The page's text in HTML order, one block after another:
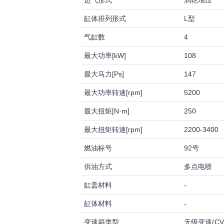
缸体排列形式 L型
气缸数 4
最大功率[kW] 108
最大马力[Ps] 147
最大功率转速[rpm] 5200
最大扭矩[N·m] 250
最大扭矩转速[rpm] 2200-3400
燃油标号 92号
供油方式 多点电喷
缸盖材料 -
缸体材料 -
变速箱类型 无级变速